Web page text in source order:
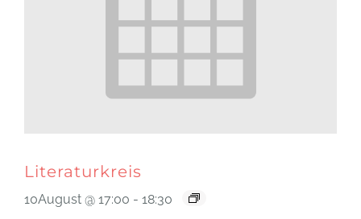
Literaturkreis
10August @ 17:00 - 18:30